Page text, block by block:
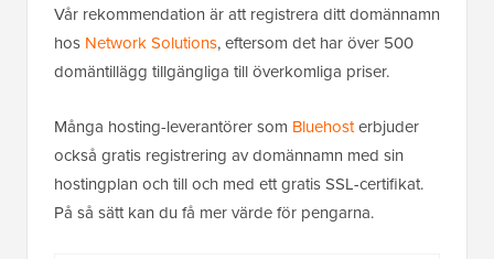
Vår rekommendation är att registrera ditt domännamn
hos Network Solutions, eftersom det har över 500
domäntillägg tillgängliga till överkomliga priser.
Många hosting-leverantörer som Bluehosterbjuder
också gratis registrering av domännamn med sin
hostingplan och till och med ett gratis SSL-certifikat.
På så sätt kan du få mer värde för pengarna.